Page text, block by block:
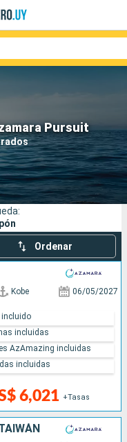
Pursuit
Compañías
Ordenar
Kobe 06/05/2027
6,021 +Tasas
incluido
incluidas
AzAmazing incluidas
incluidas